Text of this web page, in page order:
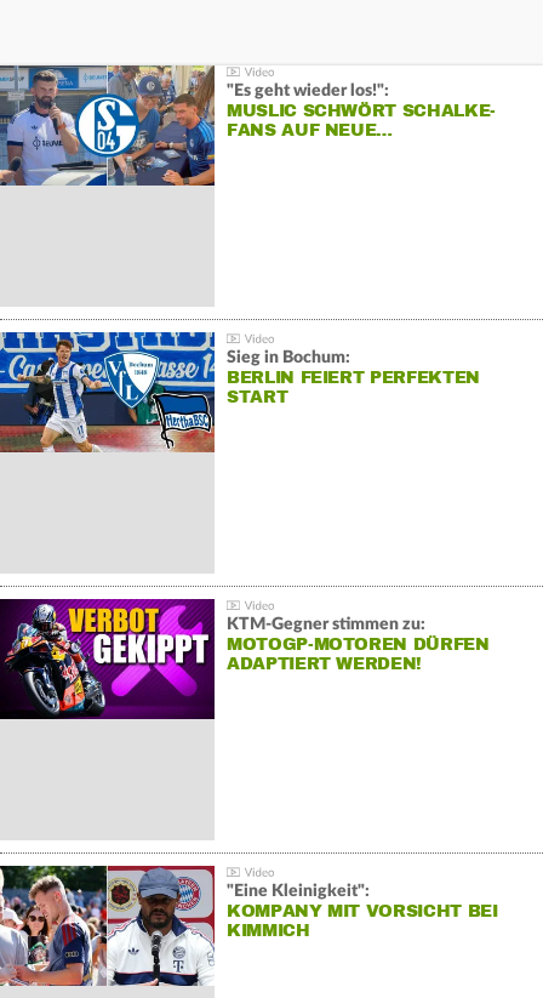
"Es geht wieder los!":
MUSLIC SCHWÖRT SCHALKE-
FANS AUF NEUE…
Sieg in Bochum:
BERLIN FEIERT PERFEKTEN
START
KTM-Gegner stimmen zu:
MOTOGP-MOTOREN DÜRFEN
ADAPTIERT WERDEN!
"Eine Kleinigkeit":
KOMPANY MIT VORSICHT BEI
KIMMICH